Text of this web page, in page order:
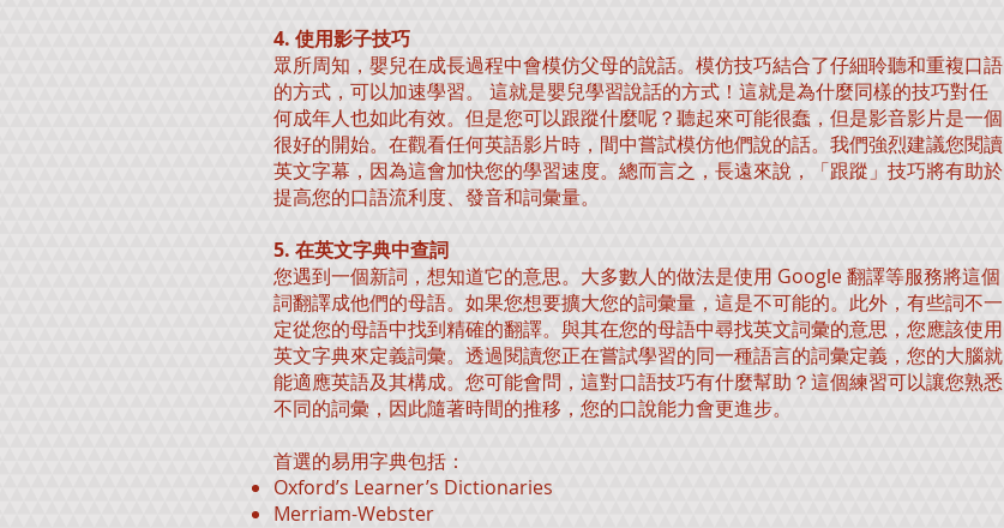
4. 使用影子技巧
眾所周知，嬰兒在成長過程中會模仿父母的說話。模仿技巧結合了仔細聆聽和重複口語
的方式，可以加速學習。 這就是嬰兒學習說話的方式！這就是為什麼同樣的技巧對任
何成年人也如此有效。但是您可以跟蹤什麼呢？聽起來可能很蠢，但是影音影片是一個
很好的開始。在觀看任何英語影片時，間中嘗試模仿他們說的話。我們強烈建議您閱讀
英文字幕，因為這會加快您的學習速度。總而言之，長遠來說，「跟蹤」技巧將有助於
提高您的口語流利度、發音和詞彙量。
5. 在英文字典中查詞
您遇到一個新詞，想知道它的意思。大多數人的做法是使用 Google 翻譯等服務將這個
詞翻譯成他們的母語。如果您想要擴大您的詞彙量，這是不可能的。此外，有些詞不一
定從您的母語中找到精確的翻譯。與其在您的母語中尋找英文詞彙的意思，您應該使用
英文字典來定義詞彙。透過閱讀您正在嘗試學習的同一種語言的詞彙定義，您的大腦就
能適應英語及其構成。您可能會問，這對口語技巧有什麼幫助？這個練習可以讓您熟悉
不同的詞彙，因此隨著時間的推移，您的口說能力會更進步。
首選的易用字典包括：
Oxford’s Learner’s Dictionaries
Merriam-Webster